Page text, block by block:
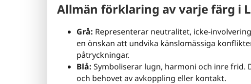
Allmän förklaring av varje färg i
Grå: Representerar neutralitet, icke-
en önskan att undvika känslomässiga
påtryckningar.
Blå: Symboliserar lugn, harmoni och inre frid.
och behovet av avkoppling eller kontakt.